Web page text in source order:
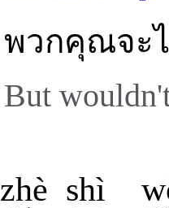
พวกคุณจะ
But
zhè shì